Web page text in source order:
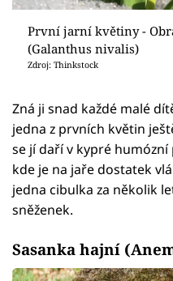
První jarní květiny -
(Galanthus nivalis)
Zdroj: Thinkstock
Zná ji snad každé malé
jedna z prvních květin
se jí daří v kypré
kde je na jaře dostatek
jedna cibulka za několik
sněženek.
Sasanka hajní